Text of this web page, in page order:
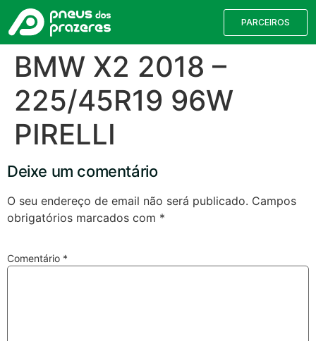
PARCEIROS
BMW X2 2018 –
225/45R19 96W
PIRELLI
Deixe um comentário
O seu endereço de email não será publicado. Campos
obrigatórios marcados com *
Comentário *
Encontre o pneu correto para a sua
Válvulas TPMS